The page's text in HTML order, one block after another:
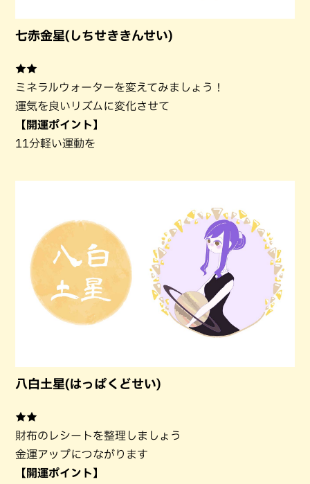
七赤金星(しちせききんせい)
★★
ミネラルウォーターを変えてみましょう！
運気を良いリズムに変化させて
【開運ポイント】
11分軽い運動を
八白土星(はっぱくどせい)
★★
財布のレシートを整理しましょう
金運アップにつながります
【開運ポイント】